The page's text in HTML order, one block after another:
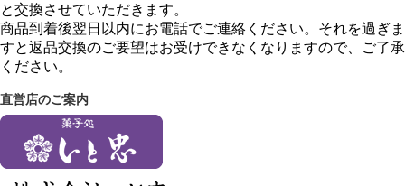
と交換させていただきます。
商品到着後翌日以内にお電話でご連絡ください。それを過ぎま
すと返品交換のご要望はお受けできなくなりますので、ご了承
ください。
直営店のご案内